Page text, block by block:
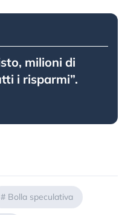
milioni di
i risparmi”.
# Bolla speculativa